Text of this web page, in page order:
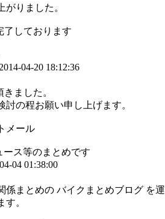
りました。
了しております
2014-04-20 18:12:36
ました。
の程お願い申し上げます。
メール
ース等のまとめです
04 01:38:00
係まとめの バイクまとめブログ を運
。